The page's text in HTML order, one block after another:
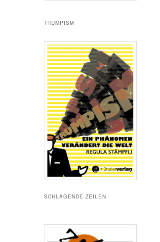
TRUMPISM
SCHLAGENDE ZEILEN